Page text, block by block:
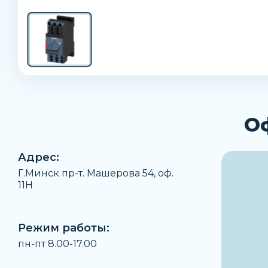
Адрес:
Г.Минск пр-т. Машерова 54, оф.
11H
Режим работы:
пн-пт 8.00-17.00